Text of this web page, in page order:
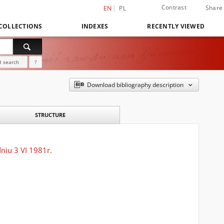
EN PL Contrast Share
INDEXES RECENTLY VIEWED
search ?
Download bibliography description
STRUCTURE
3 VI 1981r.